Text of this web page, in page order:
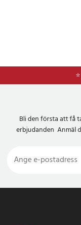
Bli den första att få
erbjudanden Anmäl